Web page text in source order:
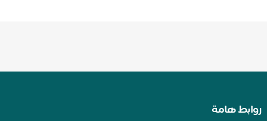
روابط هامة